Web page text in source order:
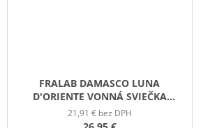
FRALAB DAMASCO LUNA
D'ORIENTE VONNÁ SVIEČKA
390G
21,91 € bez DPH